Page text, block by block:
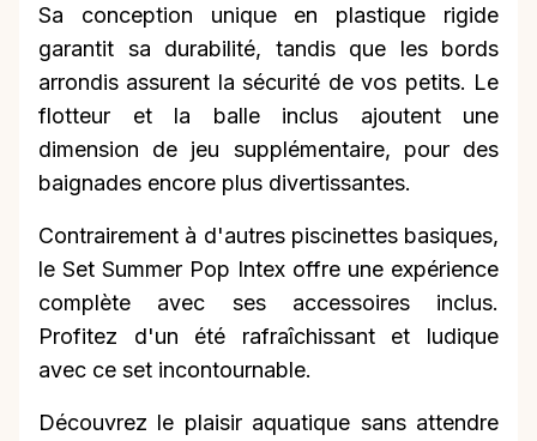
Sa conception unique en plastique rigide
garantit sa durabilité, tandis que les bords
arrondis assurent la sécurité de vos petits. Le
flotteur et la balle inclus ajoutent une
dimension de jeu supplémentaire, pour des
baignades encore plus divertissantes.
Contrairement à d'autres piscinettes basiques,
le Set Summer Pop Intex offre une expérience
complète avec ses accessoires inclus.
Profitez d'un été rafraîchissant et ludique
avec ce set incontournable.
Découvrez le plaisir aquatique sans attendre